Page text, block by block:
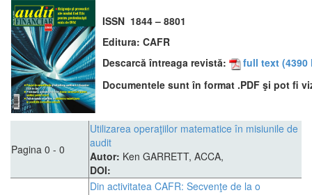
ISSN 1844 – 8801
Editura: CAFR
Descarcă întreaga revistă:
full text (4390
Documentele sunt în format .PDF şi pot fi
Pagina 0 - 0
Utilizarea operaţiilor matematice în misiunile de
audit
Autor: Ken GARRETT, ACCA,
DOI:
Din activitatea CAFR: Secvenţe de la o